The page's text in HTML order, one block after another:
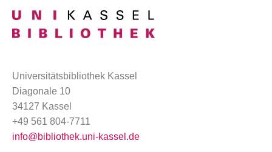
Universitätsbibliothek Kassel
Diagonale 10
34127 Kassel
+49 561 804-7711
info@bibliothek.uni-kassel.de